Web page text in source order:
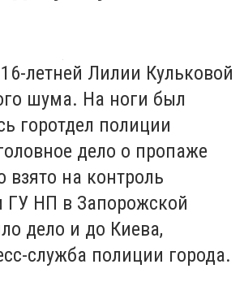
летней Лилии Кульковой
шума. На ноги был
горотдел полиции
дело о пропаже
на контроль
ГУ НП в Запорожской
дело и до Киева,
служба полиции города.